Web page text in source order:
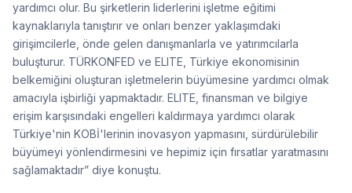
yardımcı olur. Bu şirketlerin liderlerini işletme eğitimi
kaynaklarıyla tanıştırır ve onları benzer yaklaşımdaki
girişimcilerle, önde gelen danışmanlarla ve yatırımcılarla
buluşturur. TÜRKONFED ve ELITE, Türkiye ekonomisinin
belkemiğini oluşturan işletmelerin büyümesine yardımcı olmak
amacıyla işbirliği yapmaktadır. ELITE, finansman ve bilgiye
erişim karşısındaki engelleri kaldırmaya yardımcı olarak
Türkiye'nin KOBİ'lerinin inovasyon yapmasını, sürdürülebilir
büyümeyi yönlendirmesini ve hepimiz için fırsatlar yaratmasını
sağlamaktadır” diye konuştu.